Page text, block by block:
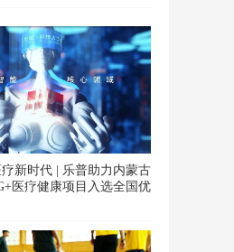
新时代 | 乐普助力内蒙古
医疗健康项目入选全国优